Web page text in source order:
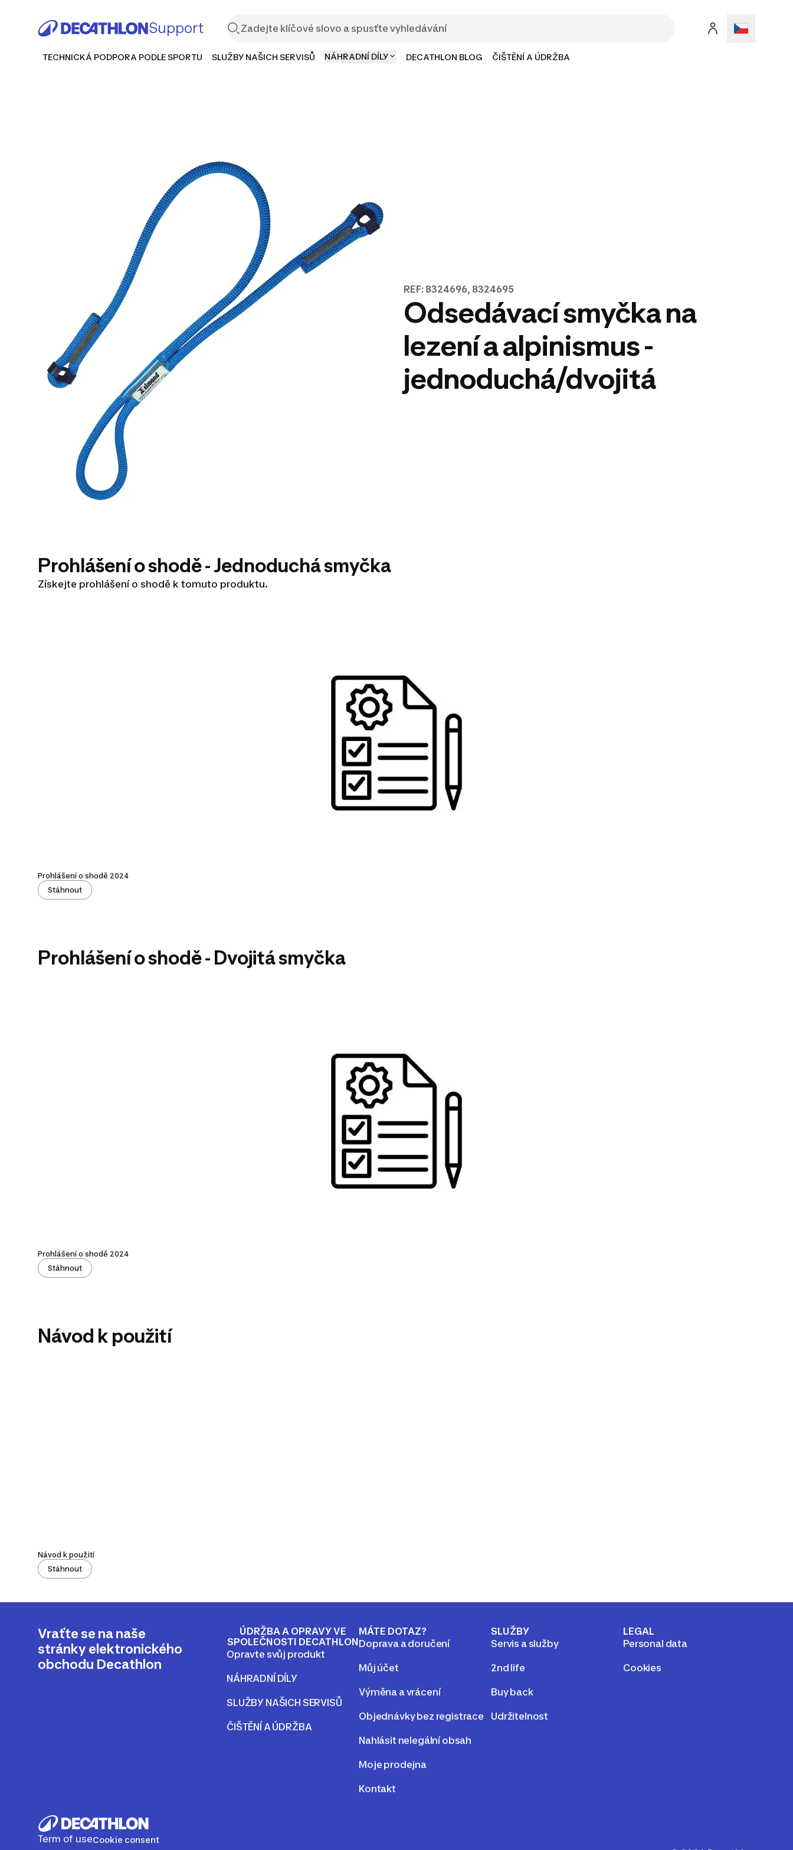
Support
TECHNICKÁ PODPORA PODLE SPORTU SLUŽBY NAŠICH SERVISŮ NÁHRADNÍ DÍLY DECATHLON BLOG ČIŠTĚNÍ A ÚDRŽBA
REF: 8324696, 8324695
Odsedávací smyčka na
lezení a alpinismus -
jednoduchá/dvojitá
Prohlášení o shodě - Jednoduchá smyčka
Získejte prohlášení o shodě k tomuto produktu.
Prohlášení o shodě 2024
Stáhnout
Prohlášení o shodě - Dvojitá smyčka
Prohlášení o shodě 2024
Stáhnout
Návod k použití
Návod k použití
Stáhnout
Vraťte se na naše
stránky elektronického
obchodu Decathlon
ÚDRŽBA A OPRAVY VE
SPOLEČNOSTI DECATHLON
Opravte svůj produkt
NÁHRADNÍ DÍLY
SLUŽBY NAŠICH SERVISŮ
ČIŠTĚNÍ A ÚDRŽBA
MÁTE DOTAZ?
Doprava a doručení
Můj účet
Výměna a vrácení
Objednávky bez registrace
Nahlásit nelegální obsah
Moje prodejna
Kontakt
SLUŽBY
Servis a služby
2nd life
Buy back
Udržitelnost
LEGAL
Personal data
Cookies
Term of useCookie consent